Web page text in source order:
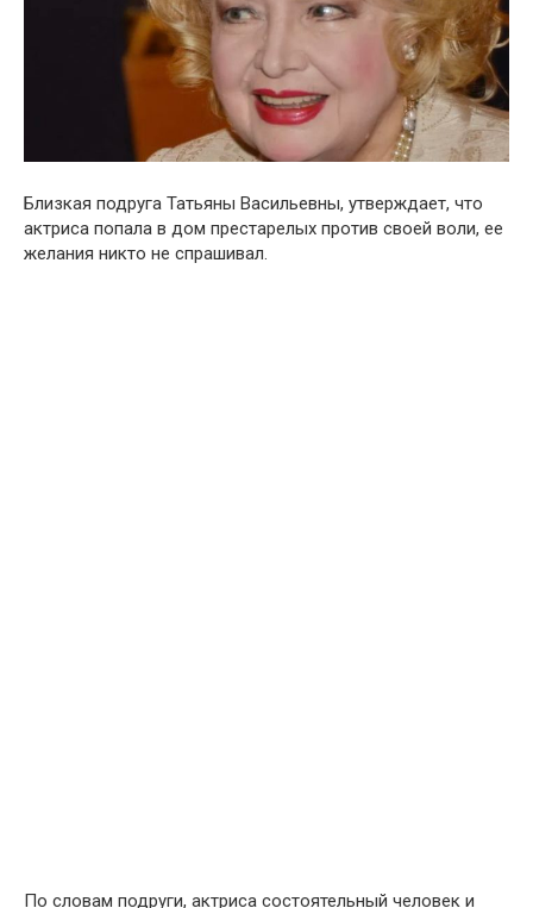
Близкая подруга Татьяны Васильевны, утверждает, что
актриса попала в дом престарелых против своей воли, ее
желания никто не спрашивал.
По словам подруги, актриса состоятельный человек и